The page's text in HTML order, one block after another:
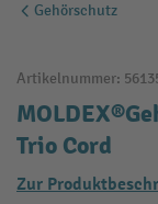
Gehörschutz
Artikelnummer:
Trio Cord
Zur